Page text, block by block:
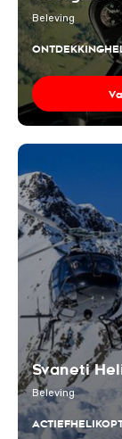
Beleving
ONTDEKKING
Svaneti
Beleving
ACTIEF